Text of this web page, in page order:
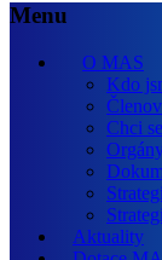
Menu
O MAS
Kdo
Chci
Aktuality